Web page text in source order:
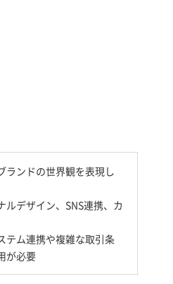
ランドの世界観を表現し
ルデザイン、SNS連携、カ
テム連携や複雑な取引条
が必要